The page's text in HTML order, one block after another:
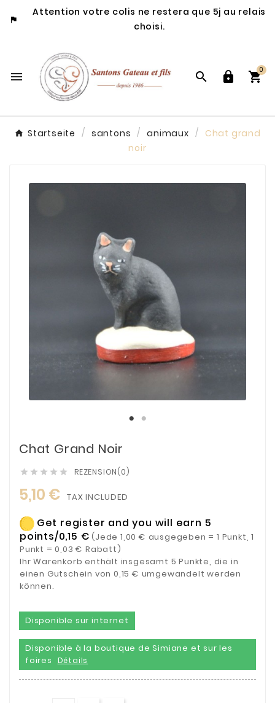

Attention votre colis ne restera que 5j au relais
choisi.
   
0
Startseite santons animaux
Chat grand
noir
Chat Grand Noir
     REZENSION(0)
5,10 € TAX INCLUDED
Get register and you will earn 5
points/0,15 € (Jede 1,00 € ausgegeben = 1 Punkt, 1
Punkt = 0,03 € Rabatt)
Ihr Warenkorb enthält insgesamt 5 Punkte, die in
einen Gutschein von 0,15 € umgewandelt werden
können.
Disponible sur internet
Disponible à la boutique de Simiane et sur les
foires
Détails